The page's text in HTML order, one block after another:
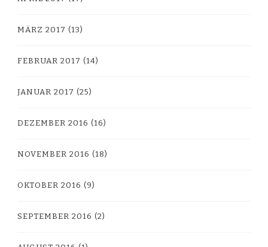
MÄRZ 2017 (13)
FEBRUAR 2017 (14)
JANUAR 2017 (25)
DEZEMBER 2016 (16)
NOVEMBER 2016 (18)
OKTOBER 2016 (9)
SEPTEMBER 2016 (2)